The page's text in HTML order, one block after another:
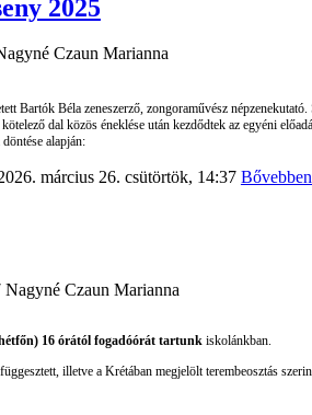
2025
Czaun Marianna
Bartók Béla zeneszerző, zongoraművész
dal közös éneklése után kezdődtek az egyéni
alapján:
március 26. csütörtök, 14:37
Nagyné Czaun Marianna
16 órától fogadóórát tartunk iskolánkban.
, illetve a Krétában megjelölt terembeosztás